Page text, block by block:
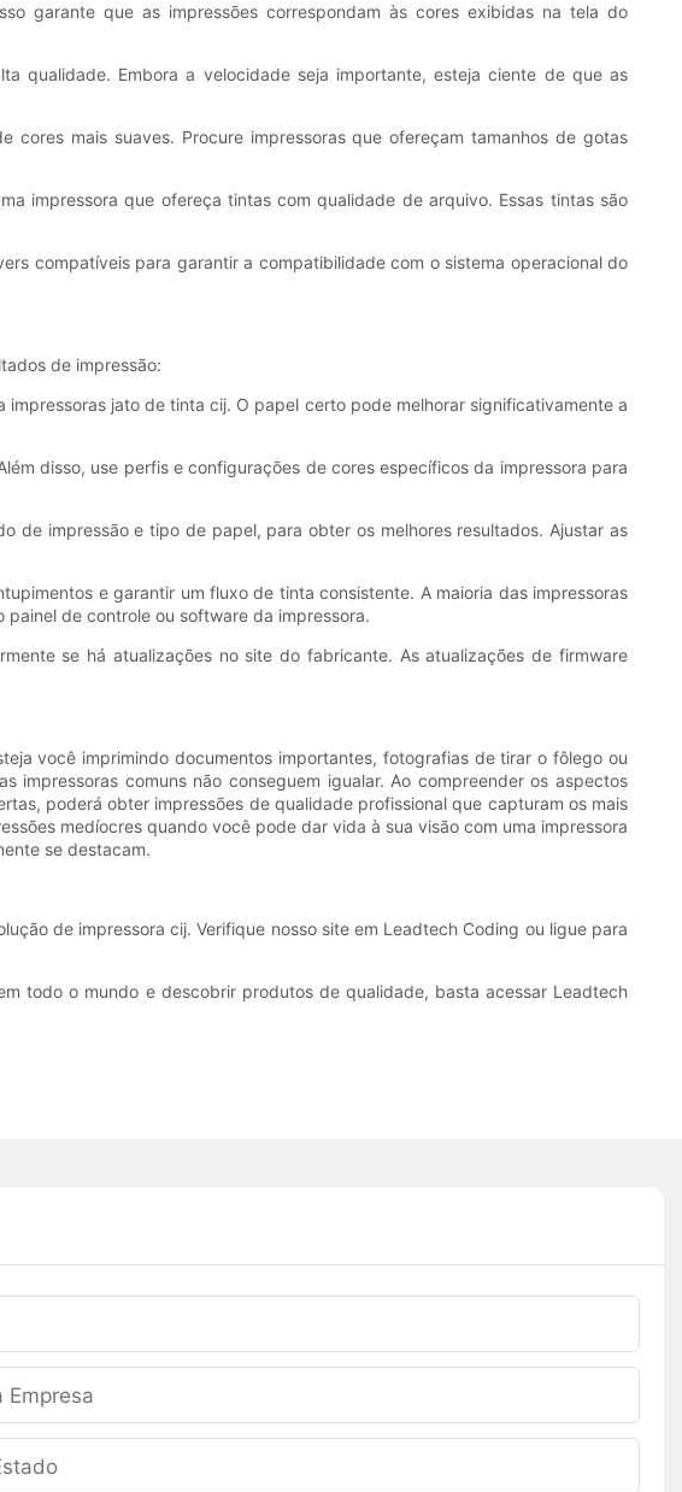
garante que as impressões correspondam às cores exibidas na tela do
qualidade. Embora a velocidade seja importante, esteja ciente de que as
mais suaves. Procure impressoras que ofereçam tamanhos de gotas
impressora que ofereça tintas com qualidade de arquivo. Essas tintas são
compatíveis para garantir a compatibilidade com o sistema operacional do
de impressão:
jato de tinta cij. O papel certo pode melhorar significativamente a
disso, use perfis e configurações de cores específicos da impressora para
de impressão e tipo de papel, para obter os melhores resultados. Ajustar as
e garantir um fluxo de tinta consistente. A maioria das impressoras
de controle ou software da impressora.
se há atualizações no site do fabricante. As atualizações de firmware
você imprimindo documentos importantes, fotografias de tirar o fôlego ou
comuns não conseguem igualar. Ao compreender os aspectos
poderá obter impressões de qualidade profissional que capturam os mais
medíocres quando você pode dar vida à sua visão com uma impressora
se destacam.
de impressora cij. Verifique nosso site em Leadtech Coding ou ligue para
todo o mundo e descobrir produtos de qualidade, basta acessar Leadtech
Empresa